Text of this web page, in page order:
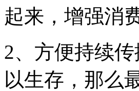
起来，增强消
2、方便持续
以生存，那么